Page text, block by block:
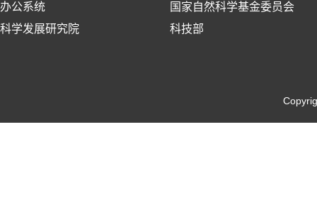
办公系统
国家自然科学基金委员会
科学发展研究院
科技部